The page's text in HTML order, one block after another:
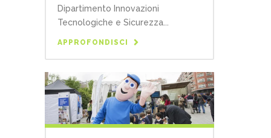
Dipartimento Innovazioni
Tecnologiche e Sicurezza...
APPROFONDISCI